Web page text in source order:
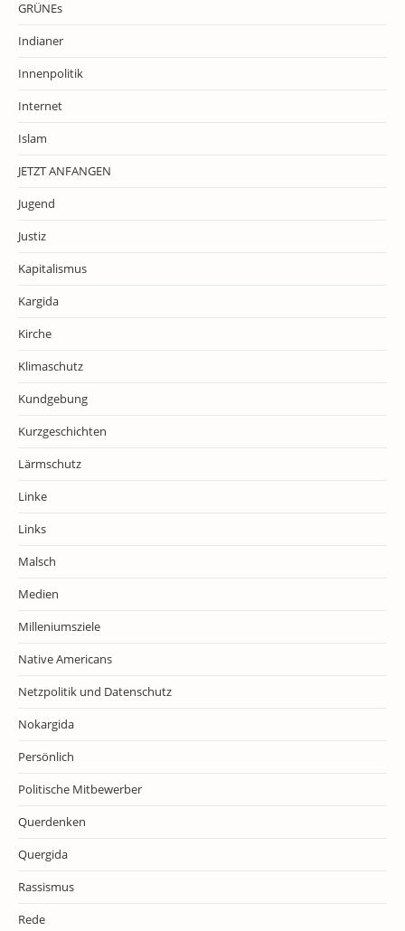
GRÜNEs
Indianer
Innenpolitik
Internet
Islam
JETZT ANFANGEN
Jugend
Justiz
Kapitalismus
Kargida
Kirche
Klimaschutz
Kundgebung
Kurzgeschichten
Lärmschutz
Linke
Links
Malsch
Medien
Milleniumsziele
Native Americans
Netzpolitik und Datenschutz
Nokargida
Persönlich
Politische Mitbewerber
Querdenken
Quergida
Rassismus
Rede